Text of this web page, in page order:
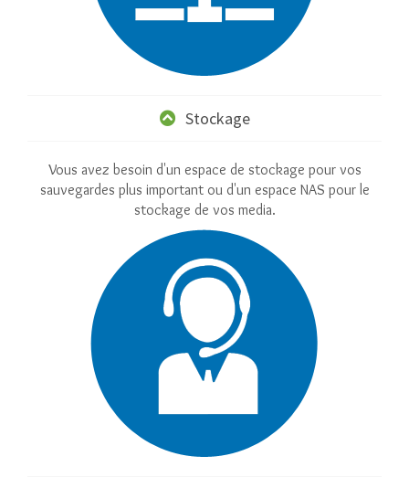
Stockage
Vous avez besoin d'un espace de stockage pour vos
sauvegardes plus important ou d'un espace NAS pour le
stockage de vos media.